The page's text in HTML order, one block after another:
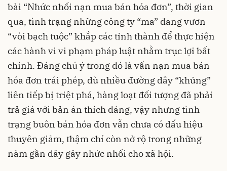
bài “Nhức nhối nạn mua bán hóa đơn”, thời gian
qua, tình trạng nhữngcông ty “ma” đang vươn
“vòi bạch tuộc” khắp các tỉnh thành để thực hiện
các hành vi vi phạm pháp luật nhằm trục lợi bất
chính. Đáng chú ý trong đó là vấn nạn mua bán
hóa đơn trái phép, dù nhiều đường dây “khủng”
liên tiếp bị triệt phá, hàng loạt đối tượng đã phải
trả giá với bản án thích đáng, vậy nhưng tình
trạngbuôn bán hóa đơn vẫn chưa có dấu hiệu
thuyên giảm, thậm chí còn nở rộ trong những
năm gần đây gây nhức nhối cho xã hội.